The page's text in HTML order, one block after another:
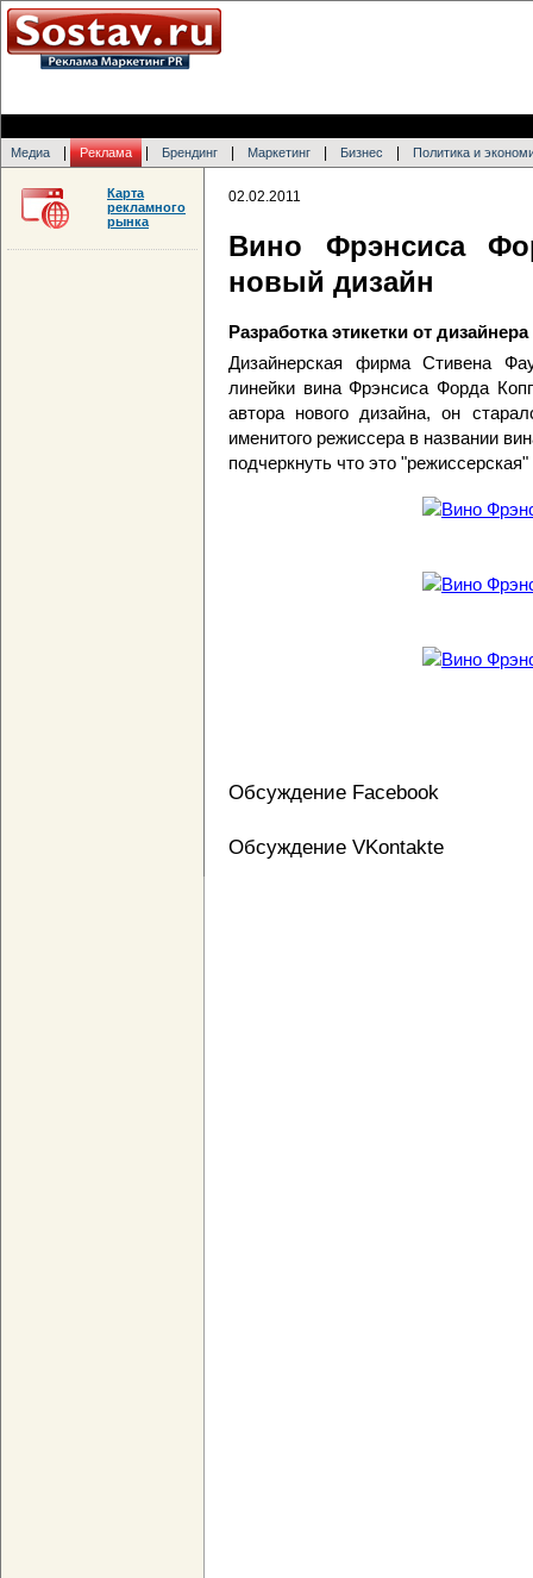
Медиа Реклама Брендинг Маркетинг Бизнес Политика и
02.02.2011
Вино Фрэнсиса
новый дизайн
Разработка этикетки от
Дизайнерская фирма Стивена
линейки вина Фрэнсиса Форда
автора нового дизайна, он
именитого режиссера в названии
подчеркнуть что это
Обсуждение Facebook
Обсуждение VKontakte
Карта
рекламного
рынка